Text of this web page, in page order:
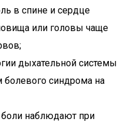
в спине и сердце
или головы чаще
дыхательной системы
болевого синдрома на
наблюдают при